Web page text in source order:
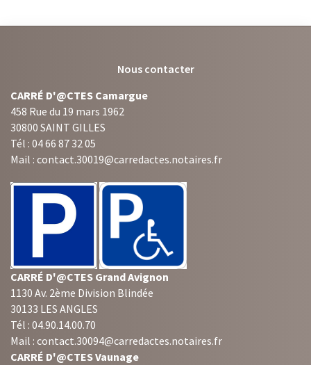
Nous contacter
CARRÉ D'@CTES Camargue
458 Rue du 19 mars 1962
30800 SAINT GILLES
Tél : 04 66 87 32 05
Mail : contact.30019@carredactes.notaires.fr
CARRÉ D'@CTES Grand Avignon
1130 Av. 2ème Division Blindée
30133 LES ANGLES
Tél : 04.90.14.00.70
Mail : contact.30094@carredactes.notaires.fr
CARRÉ D'@CTES Vaunage